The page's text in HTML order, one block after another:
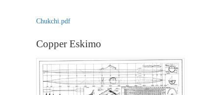
Chukchi.pdf
Copper Eskimo